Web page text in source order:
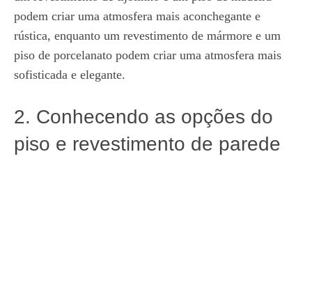
podem criar uma atmosfera mais aconchegante e
rústica, enquanto um revestimento de mármore e um
piso de porcelanato podem criar uma atmosfera mais
sofisticada e elegante.
2. Conhecendo as opções do
piso e revestimento de parede